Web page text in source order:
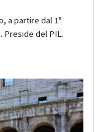
a partire dal 1°
Preside del PIL.